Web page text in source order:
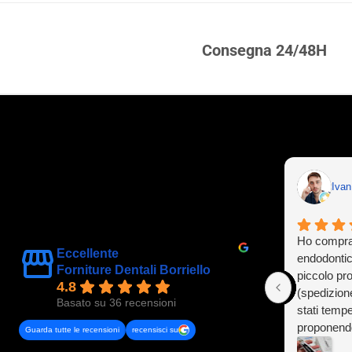
Consegna 24/48H
Eccellente
Forniture Dentali Borriello
4.8
Basato su 36 recensioni
Guarda tutte le recensioni recensisci su
Ho
piccolo
stati
L'errore